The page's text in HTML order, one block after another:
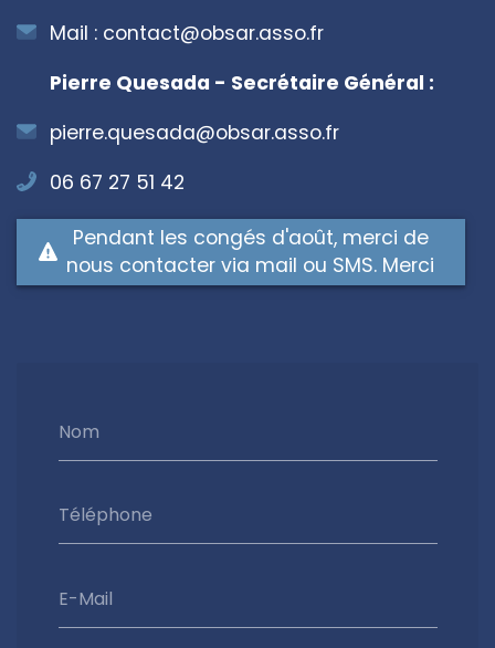
Nom
Téléphone
E-Mail
Mail : contact@obsar.asso.fr
Pierre Quesada - Secrétaire Général :
pierre.quesada@obsar.asso.fr
06 67 27 51 42
Pendant les congés d'août, merci de
nous contacter via mail ou SMS. Merci